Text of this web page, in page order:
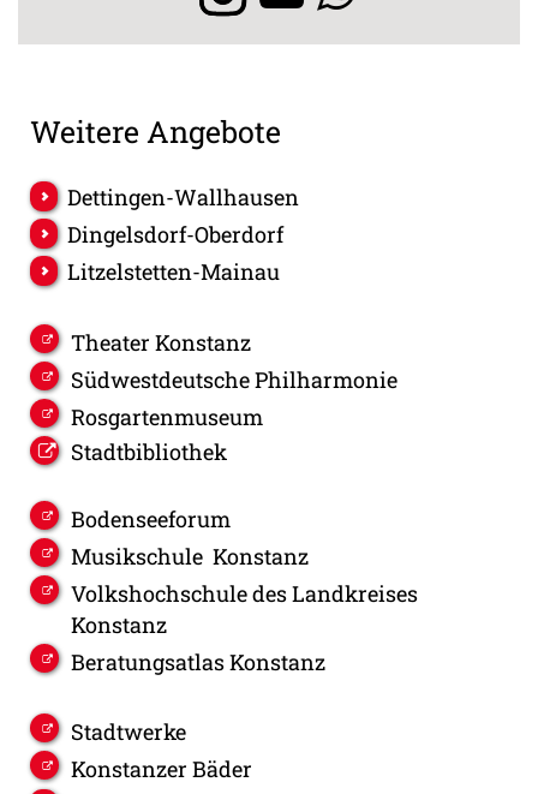
Weitere Angebote
Dettingen-Wallhausen
Dingelsdorf-Oberdorf
Litzelstetten-Mainau
Theater Konstanz
Südwestdeutsche Philharmonie
Rosgartenmuseum
Stadtbibliothek
Bodenseeforum
Musikschule Konstanz
Volkshochschule des Landkreises
Konstanz
Beratungsatlas Konstanz
Stadtwerke
Konstanzer Bäder